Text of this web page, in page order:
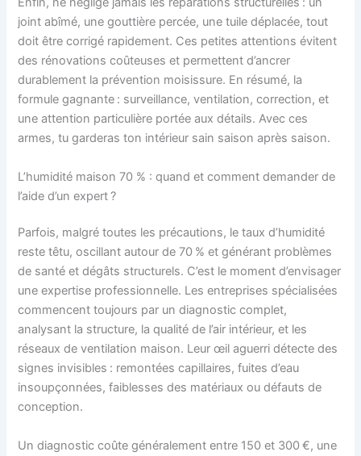
joint abîmé, une gouttière percée, une tuile déplacée, tout
doit être corrigé rapidement. Ces petites attentions évitent
des rénovations coûteuses et permettent d’ancrer
durablement la prévention moisissure. En résumé, la
formule gagnante : surveillance, ventilation, correction, et
une attention particulière portée aux détails. Avec ces
armes, tu garderas ton intérieur sain saison après saison.
L’humidité maison 70 % : quand et comment demander de
l’aide d’un expert ?
Parfois, malgré toutes les précautions, le taux d’humidité
reste têtu, oscillant autour de 70 % et générant problèmes
de santé et dégâts structurels. C’est le moment d’envisager
une expertise professionnelle. Les entreprises spécialisées
commencent toujours par un diagnostic complet,
analysant la structure, la qualité de l’air intérieur, et les
réseaux de ventilation maison. Leur œil aguerri détecte des
signes invisibles : remontées capillaires, fuites d’eau
insoupçonnées, faiblesses des matériaux ou défauts de
conception.
Un diagnostic coûte généralement entre 150 et 300 €, une